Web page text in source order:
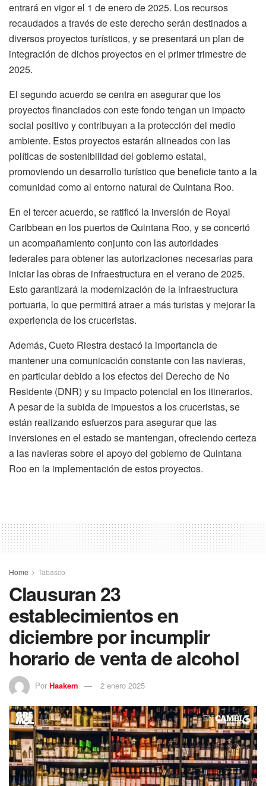
entrará en vigor el 1 de enero de 2025. Los recursos
recaudados a través de este derecho serán destinados a
diversos proyectos turísticos, y se presentará un plan de
integración de dichos proyectos en el primer trimestre de
2025.
El segundo acuerdo se centra en asegurar que los
proyectos financiados con este fondo tengan un impacto
social positivo y contribuyan a la protección del medio
ambiente. Estos proyectos estarán alineados con las
políticas de sostenibilidad del gobierno estatal,
promoviendo un desarrollo turístico que beneficie tanto a la
comunidad como al entorno natural de Quintana Roo.
En el tercer acuerdo, se ratificó la inversión de Royal
Caribbean en los puertos de Quintana Roo, y se concertó
un acompañamiento conjunto con las autoridades
federales para obtener las autorizaciones necesarias para
iniciar las obras de infraestructura en el verano de 2025.
Esto garantizará la modernización de la infraestructura
portuaria, lo que permitirá atraer a más turistas y mejorar la
experiencia de los cruceristas.
Además, Cueto Riestra destacó la importancia de
mantener una comunicación constante con las navieras,
en particular debido a los efectos del Derecho de No
Residente (DNR) y su impacto potencial en los itinerarios.
A pesar de la subida de impuestos a los cruceristas, se
están realizando esfuerzos para asegurar que las
inversiones en el estado se mantengan, ofreciendo certeza
a las navieras sobre el apoyo del gobierno de Quintana
Roo en la implementación de estos proyectos.
Home Tabasco
Clausuran 23
establecimientos en
diciembre por incumplir
horario de venta de alcohol
Por Haakem 2 enero 2025